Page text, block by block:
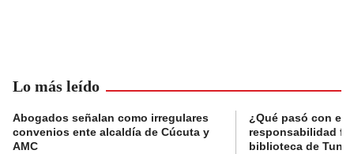
Lo más leído
Abogados señalan como irregulares
convenios ente alcaldía de Cúcuta y
AMC
¿Qué pasó con el
responsabilidad
biblioteca de